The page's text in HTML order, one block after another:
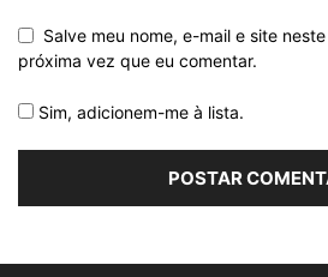
Salve meu nome, e-mail e site
próxima vez que eu comentar.
Sim, adicionem-me à lista.